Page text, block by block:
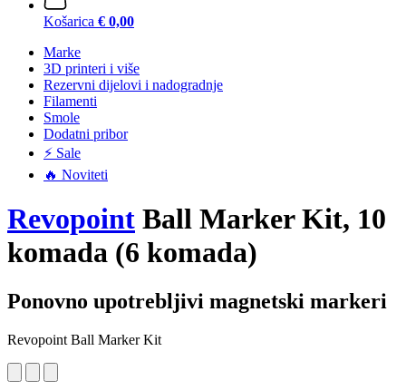
Košarica € 0,00
Marke
3D printeri i više
Rezervni dijelovi i nadogradnje
Filamenti
Smole
Dodatni pribor
⚡ Sale
🔥 Noviteti
Revopoint Ball Marker Kit, 10
komada (6 komada)
Ponovno upotrebljivi magnetski markeri
Revopoint Ball Marker Kit